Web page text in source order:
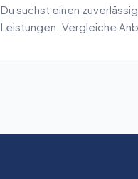
Du suchst einen
Leistungen. Vergleiche